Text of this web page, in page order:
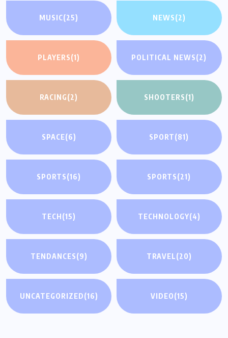
MUSIC(25) NEWS(2)
PLAYERS(1) POLITICAL NEWS(2)
RACING(2) SHOOTERS(1)
SPACE(6) SPORT(81)
SPORTS(16) SPORTS(21)
TECH(15) TECHNOLOGY(4)
TENDANCES(9) TRAVEL(20)
UNCATEGORIZED(16) VIDEO(15)